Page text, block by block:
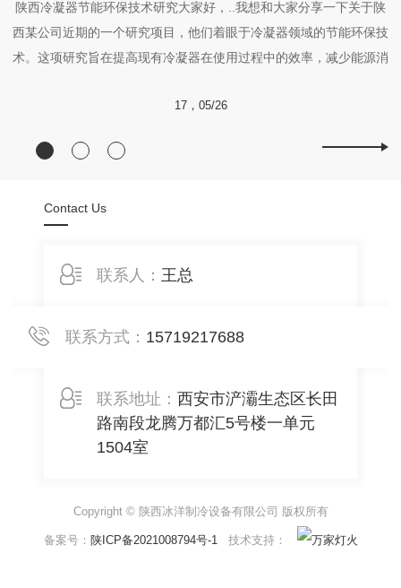
陕西冷凝器节能环保技术研究大家好，..我想和大家分享一下关于陕
西某公司近期的一个研究项目，他们着眼于冷凝器领域的节能环保技
术。这项研究旨在提高现有冷凝器在使用过程中的效率，减少能源消
理等方面进行深入研究，该公司的工程师团队发现了许多潜在的优化
17，05/26
Contact Us
联系人： 王总
联系方式： 15719217688
联系地址： 西安市浐灞生态区长田
路南段龙腾万都汇5号楼一单元
1504室
Copyright © 陕西冰洋制冷设备有限公司 版权所有
备案号： 陕ICP备2021008794号-1 技术支持：